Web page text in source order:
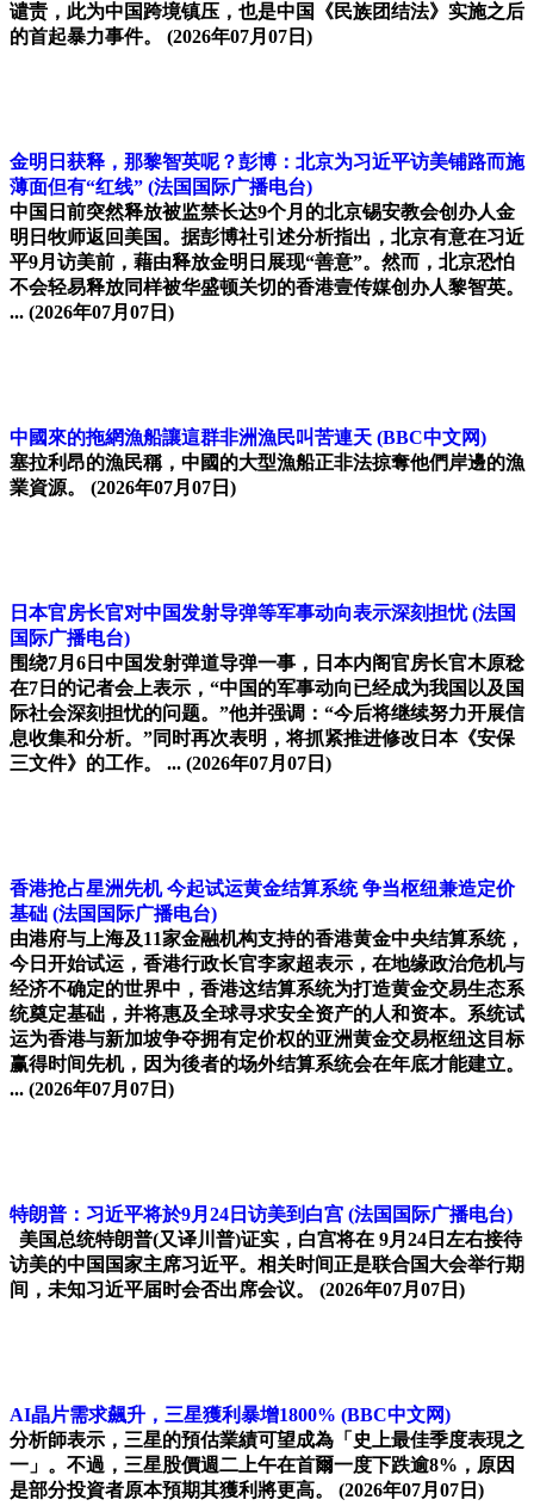
谴责，此为中国跨境镇压，也是中国《民族团结法》实施之后
的首起暴力事件。 (2026年07月07日)
金明日获释，那黎智英呢？彭博：北京为习近平访美铺路而施
薄面但有“红线” (法国国际广播电台)
中国日前突然释放被监禁长达9个月的北京锡安教会创办人金
明日牧师返回美国。据彭博社引述分析指出，北京有意在习近
平9月访美前，藉由释放金明日展现“善意”。然而，北京恐怕
不会轻易释放同样被华盛顿关切的香港壹传媒创办人黎智英。
... (2026年07月07日)
中國來的拖網漁船讓這群非洲漁民叫苦連天 (BBC中文网)
塞拉利昂的漁民稱，中國的大型漁船正非法掠奪他們岸邊的漁
業資源。
(2026年07月07日)
日本官房长官对中国发射导弹等军事动向表示深刻担忧 (法国
国际广播电台)
围绕7月6日中国发射弹道导弹一事，日本内阁官房长官木原稔
在7日的记者会上表示，“中国的军事动向已经成为我国以及国
际社会深刻担忧的问题。”他并强调：“今后将继续努力开展信
息收集和分析。”同时再次表明，将抓紧推进修改日本《安保
三文件》的工作。 ... (2026年07月07日)
香港抢占星洲先机 今起试运黄金结算系统 争当枢纽兼造定价
基础 (法国国际广播电台)
由港府与上海及11家金融机构支持的香港黄金中央结算系统，
今日开始试运，香港行政长官李家超表示，在地缘政治危机与
经济不确定的世界中，香港这结算系统为打造黄金交易生态系
统奠定基础，并将惠及全球寻求安全资产的人和资本。系统试
运为香港与新加坡争夺拥有定价权的亚洲黄金交易枢纽这目标
赢得时间先机，因为後者的场外结算系统会在年底才能建立。
... (2026年07月07日)
特朗普：习近平将於9月24日访美到白宫 (法国国际广播电台)
美国总统特朗普(又译川普)证实，白宫将在 9月24日左右接待
访美的中国国家主席习近平。相关时间正是联合国大会举行期
间，未知习近平届时会否出席会议。 (2026年07月07日)
AI晶片需求飆升，三星獲利暴增1800% (BBC中文网)
分析師表示，三星的預估業績可望成為「史上最佳季度表現之
一」。不過，三星股價週二上午在首爾一度下跌逾8%，原因
是部分投資者原本預期其獲利將更高。
(2026年07月07日)